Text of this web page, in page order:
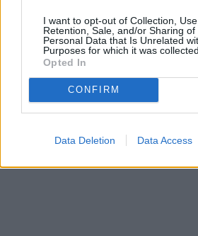
I want to opt-out of Collection, Use,
Retention, Sale, and/or Sharing of
Personal Data that Is Unrelated
Purposes for which it was collected.
Opted In
CONFIRM
Data Deletion Data Access